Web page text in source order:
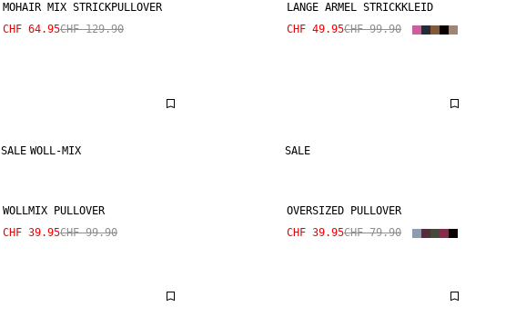
MOHAIR MIX STRICKPULLOVER
CHF 64.95CHF 129.90
LANGE ÄRMEL STRICKKLEID
CHF 49.95CHF 99.90
SALE WOLL-MIX
WOLLMIX PULLOVER
CHF 39.95CHF 99.90
SALE
OVERSIZED PULLOVER
CHF 39.95CHF 79.90